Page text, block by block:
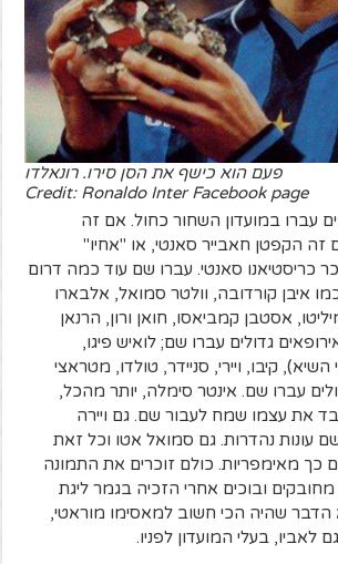
פעם הוא כישף את הסן סירו. רונאלדו
Credit: Ronaldo Inter Facebook page
עברו במועדון השחור כחול. אם זה
זה הקפטן חאבייר סאנטי, או "אחיו"
כריסטיאנו סאנטי. עברו שם עוד כמה דרום
איבן קורדובה, וולטר סמואל, אלבארו
אסטבן קמביאסו, חואן ורון, הרנאן
גדולים עברו שם; לואיש פיגו,
קיבו, ויירי, סניידר, טולדו, מטראצי
עברו שם. אינטר סימלה, יותר מהכל,
את עצמו שמח לעבור שם. גם ויירה
שם עונות נהדרות. גם סמואל אטו וכל זאת
כך מאימפריות. כולם זוכרים את התמונה
מחובקים ובוכים אחרי הזכיה בגמר ליגת
הדבר שהיה הכי חשוב למאסימו מוראטי,
לאביו, בעלי המועדון לפניו.